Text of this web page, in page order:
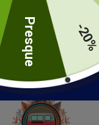
-20%
Presque